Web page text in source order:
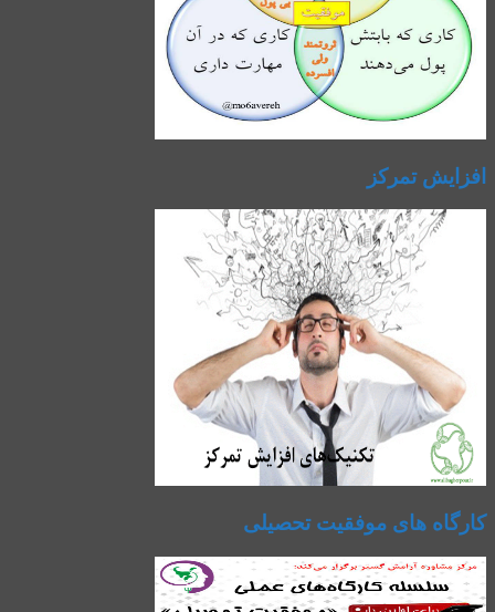
افزایش تمرکز
کارگاه های موفقیت تحصیلی